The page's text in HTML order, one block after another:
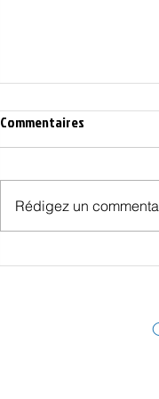
L'évolution
Commentaires
Rédigez un